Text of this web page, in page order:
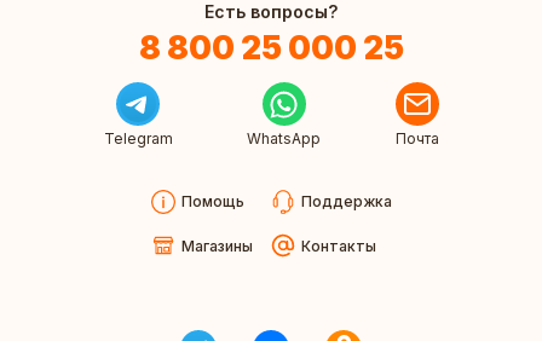
Есть вопросы?
8 800 25 000 25
Telegram WhatsApp Почта
Помощь Поддержка
Магазины Контакты